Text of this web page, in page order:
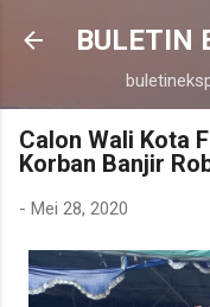
BULETIN
Calon Wali Kota
Korban Banjir
- Mei 28, 2020